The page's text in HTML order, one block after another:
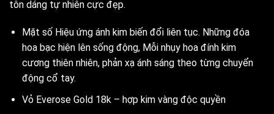
tôn dáng tự nhiên cực đẹp.
Mặt số Hiệu ứng ánh kim biến đổi liên tục. Những đóa
hoa bạc hiện lên sống động, Mỗi nhụy hoa đính kim
cương thiên nhiên, phản xạ ánh sáng theo từng chuyển
động cổ tay.
Vỏ Everose Gold 18k – hợp kim vàng độc quyền